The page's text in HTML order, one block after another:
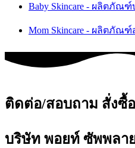
Baby Skincare - ผลิตภัณ
Mom Skincare - ผลิตภัณ
ติดต่อ/สอบถาม สั่งซื้
บริษัท พอยท์ ซัพพลา